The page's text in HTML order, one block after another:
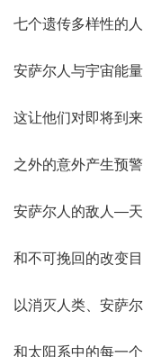
七个遗传多样性的
安萨尔人与宇宙能
这让他们对即将到
之外的意外产生预警
安萨尔人的敌人—
和不可挽回的改变
以消灭人类、安萨尔
和太阳系中的每一个